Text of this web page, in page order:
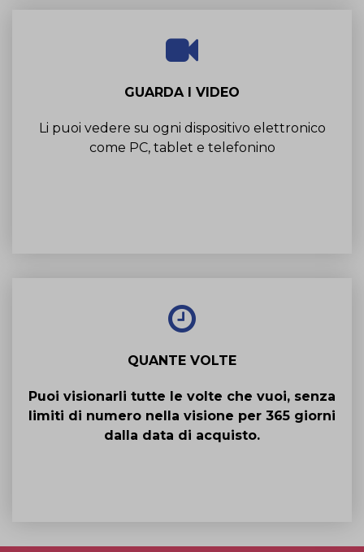
GUARDA I VIDEO
Li puoi vedere su ogni dispositivo elettronico
come PC, tablet e telefonino
QUANTE VOLTE
Puoi visionarli tutte le volte che vuoi, senza
limiti di numero nella visione per 365 giorni
dalla data di acquisto.